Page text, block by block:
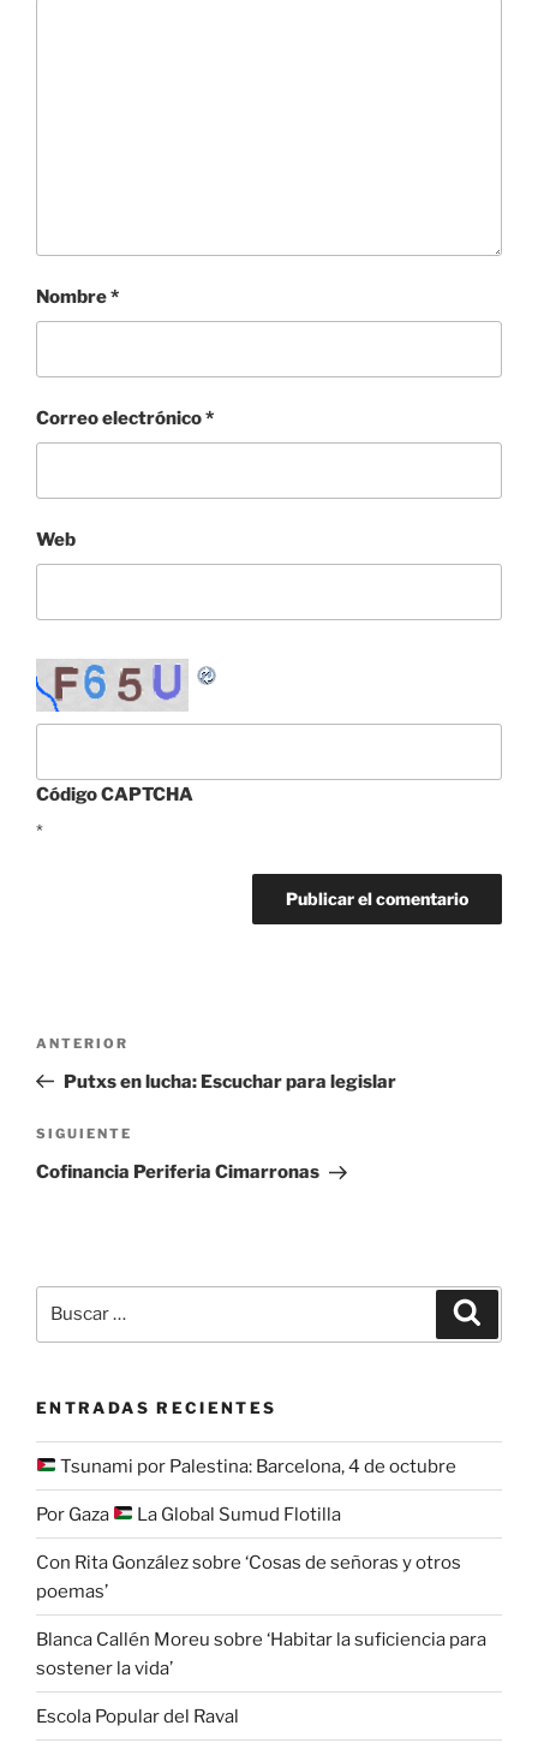
Nombre*
Correo electrónico*
Web
Código CAPTCHA
*
entradas
Entrada
anterior:
ANTERIOR
Putxs en lucha: Escuchar para legislar
Siguiente
entrada
SIGUIENTE
Cofinancia Periferia Cimarronas
por:
ENTRADAS RECIENTES
Tsunami por Palestina: Barcelona, 4 de octubre
Por Gaza La Global Sumud Flotilla
Con Rita González sobre ‘Cosas de señoras y otros
poemas’
Blanca Callén Moreu sobre ‘Habitar la suficiencia para
sostener la vida’
Escola Popular del Raval